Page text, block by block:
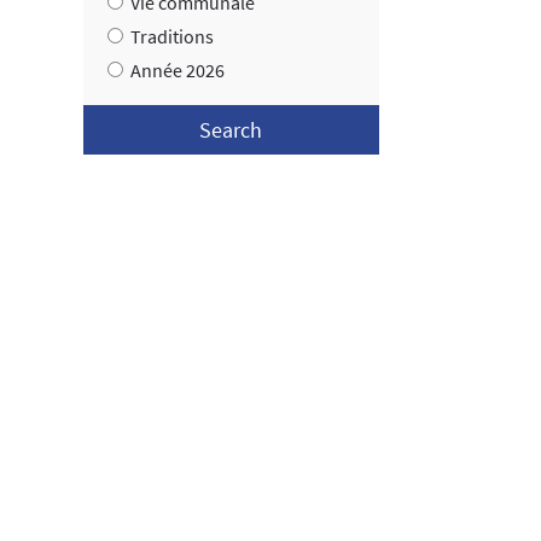
Traditions
Année 2026